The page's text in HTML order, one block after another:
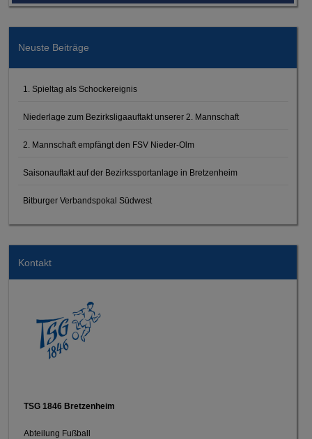
Neuste Beiträge
1. Spieltag als Schockereignis
Niederlage zum Bezirksligaauftakt unserer 2. Mannschaft
2. Mannschaft empfängt den FSV Nieder-Olm
Saisonauftakt auf der Bezirkssportanlage in Bretzenheim
Bitburger Verbandspokal Südwest
Kontakt
TSG 1846 Bretzenheim
Abteilung Fußball